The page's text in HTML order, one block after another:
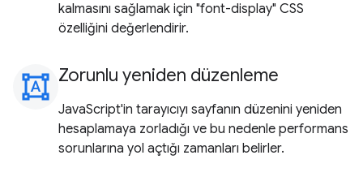
kalmasını sağlamak için "font-display" CSS
özelliğini değerlendirir.
format_shapes Zorunlu yeniden düzenleme
JavaScript'in tarayıcıyı sayfanın düzenini yeniden
hesaplamaya zorladığı ve bu nedenle performans
sorunlarına yol açtığı zamanları belirler.